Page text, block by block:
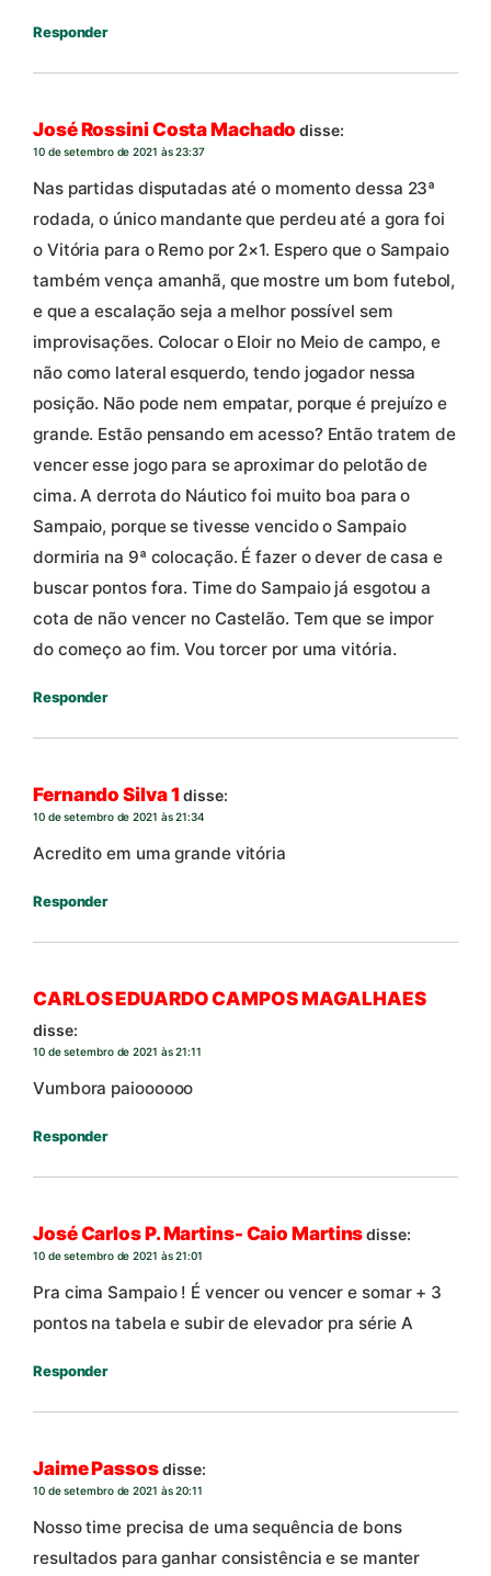
Responder
José Rossini Costa Machado disse:
10 de setembro de 2021 às 23:37
Nas partidas disputadas até o momento dessa 23ª
rodada, o único mandante que perdeu até a gora foi
o Vitória para o Remo por 2×1. Espero que o Sampaio
também vença amanhã, que mostre um bom futebol,
e que a escalação seja a melhor possível sem
improvisações. Colocar o Eloir no Meio de campo, e
não como lateral esquerdo, tendo jogador nessa
posição. Não pode nem empatar, porque é prejuízo e
grande. Estão pensando em acesso? Então tratem de
vencer esse jogo para se aproximar do pelotão de
cima. A derrota do Náutico foi muito boa para o
Sampaio, porque se tivesse vencido o Sampaio
dormiria na 9ª colocação. É fazer o dever de casa e
buscar pontos fora. Time do Sampaio já esgotou a
cota de não vencer no Castelão. Tem que se impor
do começo ao fim. Vou torcer por uma vitória.
Responder
Fernando Silva 1 disse:
10 de setembro de 2021 às 21:34
Acredito em uma grande vitória
Responder
CARLOS EDUARDO CAMPOS MAGALHAES
disse:
10 de setembro de 2021 às 21:11
Vumbora paioooooo
Responder
José Carlos P. Martins- Caio Martinsdisse:
10 de setembro de 2021 às 21:01
Pra cima Sampaio ! É vencer ou vencer e somar + 3
pontos na tabela e subir de elevador pra série A
Responder
Jaime Passosdisse:
10 de setembro de 2021 às 20:11
Nosso time precisa de uma sequência de bons
resultados para ganhar consistência e se manter